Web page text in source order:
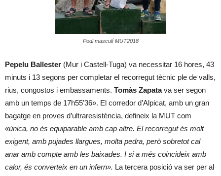
Podi masculí MUT2018
Pepelu Ballester (Mur i Castell-Tuga) va necessitar 16 hores, 43
minuts i 13 segons per completar el recorregut tècnic ple de valls,
rius, congostos i embassaments. Tomàs Zapatava ser segon
amb un temps de 17h55’36». El corredor d’Alpicat, amb un gran
bagatge en proves d’ultraresistència, defineix la MUT com
«única, no és equiparable amb cap altre. El recorregut és molt
exigent, amb pujades llargues, molta pedra, però sobretot cal
anar amb compte amb les baixades. I si a més coincideix amb
calor, és converteix en un infern». La tercera posició va ser per al